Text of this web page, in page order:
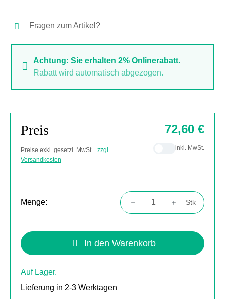
Fragen zum Artikel?
Achtung: Sie erhalten 2% Onlinerabatt.
Rabatt wird automatisch abgezogen.
Preis
Preise exkl. gesetzl. MwSt. .
zzgl.
Versandkosten
72,60 €
inkl. MwSt.
Menge:
Produkt Anzahl: Gib den gewünschten
Stk
In den Warenkorb
Auf Lager.
Lieferung in 2-3 Werktagen